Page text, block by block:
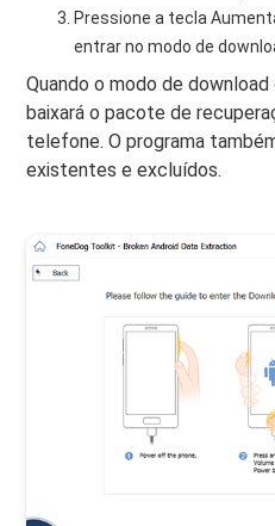
Pressione a tecla
entrar no modo de
Quando o modo de
baixará o pacote de
telefone. O programa
existentes e excluídos.